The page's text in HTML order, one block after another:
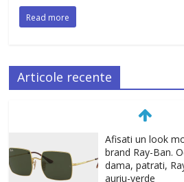
Read more
Articole recente
Afisati un look
brand Ray-Ban.
dama, patrati,
auriu-verde